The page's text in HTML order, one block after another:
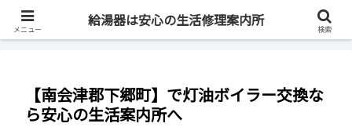
最短即日・全国対応・最大83%OFF
【南会津郡下郷町】で灯油ボイラー交換な
ら安心の生活案内所へ
メニュー
給湯器は安心の生活修理案内所
検索